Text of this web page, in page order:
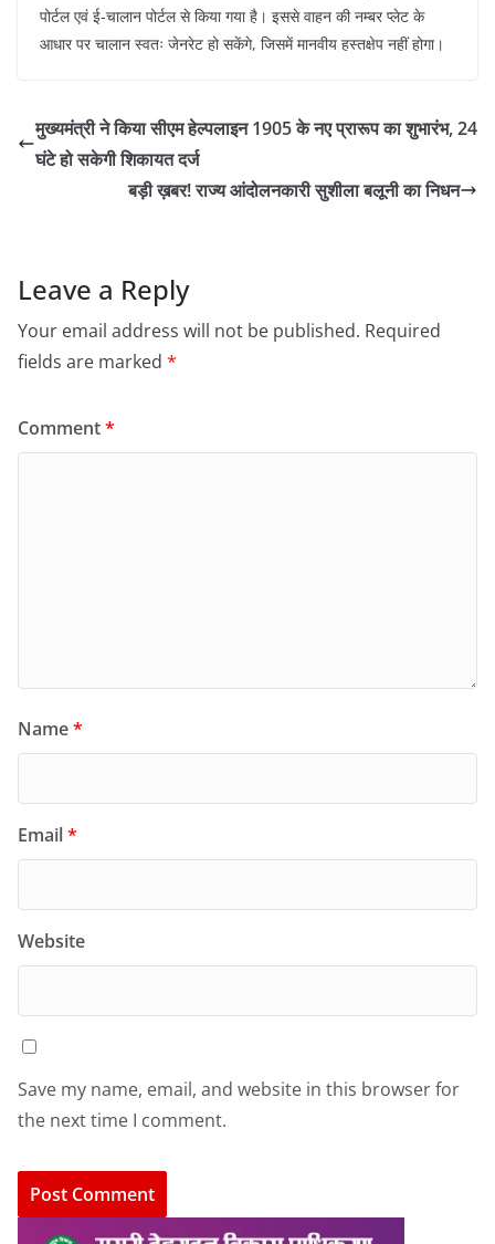
पोर्टल एवं ई-चालान पोर्टल से किया गया है। इससे वाहन की नम्बर प्लेट के
आधार पर चालान स्वतः जेनरेट हो सकेंगे, जिसमें मानवीय हस्तक्षेप नहीं होगा।
मुख्यमंत्री ने किया सीएम हेल्पलाइन 1905 के नए प्रारूप का शुभारंभ, 24
घंटे हो सकेगी शिकायत दर्ज
बड़ी ख़बर! राज्य आंदोलनकारी सुशीला बलूनी का निधन
Leave a Reply
Your email address will not be published. Required
fields are marked *
Comment*
Name*
Email*
Website
Save my name, email, and website in this browser for
the next time I comment.